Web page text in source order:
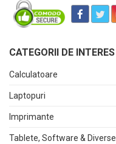
CATEGORII DE INTERES
Calculatoare
Laptopuri
Imprimante
Tablete, Software & Diverse